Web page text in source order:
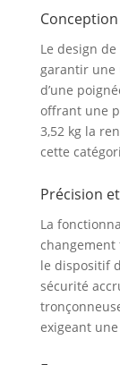
Le design
garantir une
d’une
offrant une
3,52 kg la
cette
Précision
La
changement
le dispositif
sécurité
exigeant